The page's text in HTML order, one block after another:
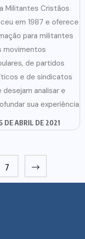
Militantes Cristãos
em 1987 e oferece
para militantes
movimentos
de partidos
e de sindicatos
desejam analisar e
sua experiência
DE ABRIL DE 2021
7